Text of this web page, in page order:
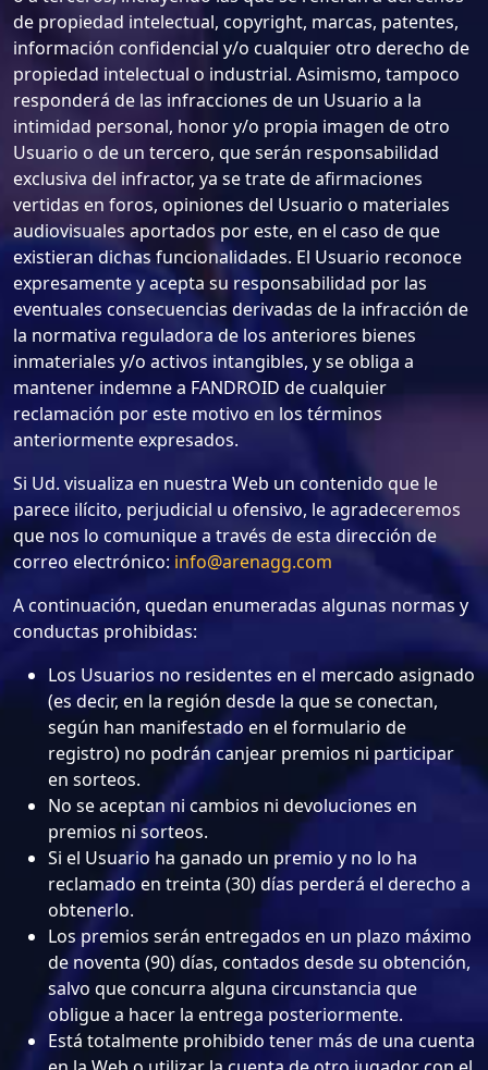
de propiedad intelectual, copyright, marcas, patentes,
información confidencial y/o cualquier otro derecho de
propiedad intelectual o industrial. Asimismo, tampoco
responderá de las infracciones de un Usuario a la
intimidad personal, honor y/o propia imagen de otro
Usuario o de un tercero, que serán responsabilidad
exclusiva del infractor, ya se trate de afirmaciones
vertidas en foros, opiniones del Usuario o materiales
audiovisuales aportados por este, en el caso de que
existieran dichas funcionalidades. El Usuario reconoce
expresamente y acepta su responsabilidad por las
eventuales consecuencias derivadas de la infracción de
la normativa reguladora de los anteriores bienes
inmateriales y/o activos intangibles, y se obliga a
mantener indemne a FANDROID de cualquier
reclamación por este motivo en los términos
anteriormente expresados.
Si Ud. visualiza en nuestra Web un contenido que le
parece ilícito, perjudicial u ofensivo, le agradeceremos
que nos lo comunique a través de esta dirección de
correo electrónico: info@arenagg.com
A continuación, quedan enumeradas algunas normas y
conductas prohibidas:
Los Usuarios no residentes en el mercado asignado
(es decir, en la región desde la que se conectan,
según han manifestado en el formulario de
registro) no podrán canjear premios ni participar
en sorteos.
No se aceptan ni cambios ni devoluciones en
premios ni sorteos.
Si el Usuario ha ganado un premio y no lo ha
reclamado en treinta (30) días perderá el derecho a
obtenerlo.
Los premios serán entregados en un plazo máximo
de noventa (90) días, contados desde su obtención,
salvo que concurra alguna circunstancia que
obligue a hacer la entrega posteriormente.
Está totalmente prohibido tener más de una cuenta